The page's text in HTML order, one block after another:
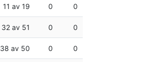
11 av 19 0 0
32 av 51 0 0
38 av 50 0 0